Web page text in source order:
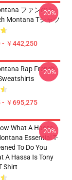
ファンのた
Montana Tシャツ
- ￥442,250
-20%
Rap French
- ￥695,275
-20%
What A Hassa
Essential T-
To Do You
A Hassa Is Tony
Shirt
-20%